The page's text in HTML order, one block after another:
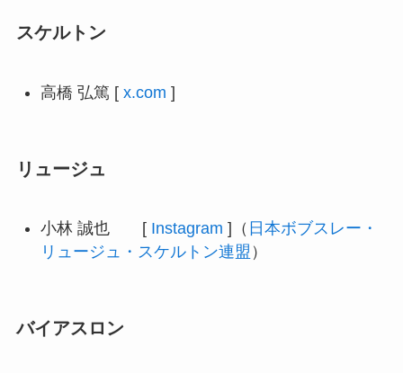
スケルトン
高橋 弘篤 [ x.com ]
リュージュ
小林 誠也 [ Instagram ]（ 日本ボブスレー・
リュージュ・スケルトン連盟 ）
バイアスロン